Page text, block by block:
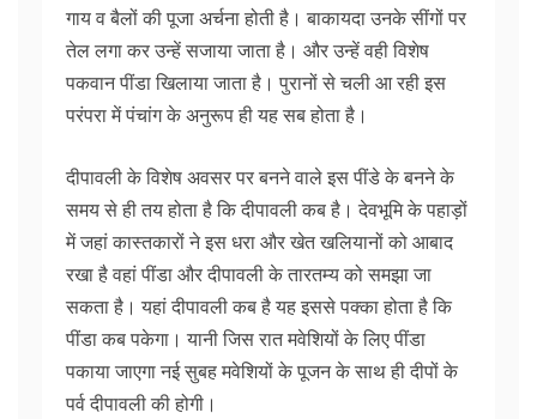
गाय व बैलों की पूजा अर्चना होती है। बाकायदा उनके सींगों पर
तेल लगा कर उन्हें सजाया जाता है। और उन्हें वही विशेष
पकवान पींडा खिलाया जाता है। पुरानों से चली आ रही इस
परंपरा में पंचांग के अनुरूप ही यह सब होता है।
दीपावली के विशेष अवसर पर बनने वाले इस पींडे के बनने के
समय से ही तय होता है कि दीपावली कब है। देवभूमि के पहाड़ों
में जहां कास्तकारों ने इस धरा और खेत खलियानों को आबाद
रखा है वहां पींडा और दीपावली के तारतम्य को समझा जा
सकता है। यहां दीपावली कब है यह इससे पक्का होता है कि
पींडा कब पकेगा। यानी जिस रात मवेशियों के लिए पींडा
पकाया जाएगा नई सुबह मवेशियों के पूजन के साथ ही दीपों के
पर्व दीपावली की होगी।